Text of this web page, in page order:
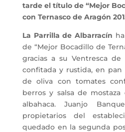
tarde el título de “Mejor
con Ternasco de Aragón
La Parrilla de Albarracín
de “Mejor Bocadillo de
gracias a su Ventresca de
confitada y rustida, en pan
de oliva con tomates
berros y salsa de
albahaca. Juanjo
propietarios del
quedado en la segunda